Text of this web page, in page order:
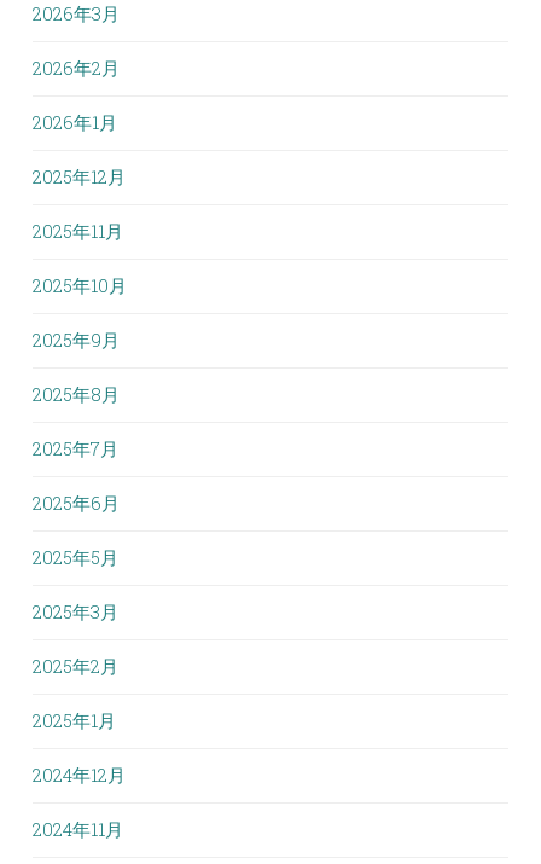
2026年3月
2026年2月
2026年1月
2025年12月
2025年11月
2025年10月
2025年9月
2025年8月
2025年7月
2025年6月
2025年5月
2025年3月
2025年2月
2025年1月
2024年12月
2024年11月